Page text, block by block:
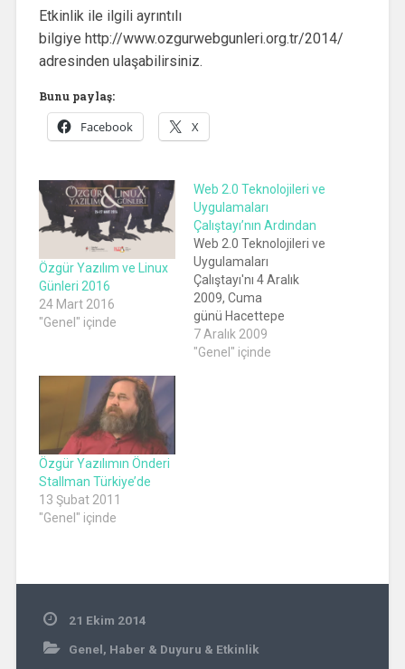
Etkinlik ile ilgili ayrıntılı
bilgiye http://www.ozgurwebgunleri.org.tr/2014/
adresinden ulaşabilirsiniz.
Bunu paylaş:
Facebook X
Özgür Yazılım ve Linux
Günleri 2016
24 Mart 2016
"Genel" içinde
Web 2.0 Teknolojileri ve
Uygulamaları
Çalıştayı’nın Ardından
Web 2.0 Teknolojileri ve
Uygulamaları
Çalıştayı'nı 4 Aralık
2009, Cuma
günü Hacettepe
Üniversitesi Beytepe
kampüsünde
Bölüm 3…
7 Aralık 2009
"Genel" içinde
Özgür Yazılımın Önderi
Stallman Türkiye’de
13 Şubat 2011
"Genel" içinde
21 Ekim 2014
Genel, Haber & Duyuru & Etkinlik